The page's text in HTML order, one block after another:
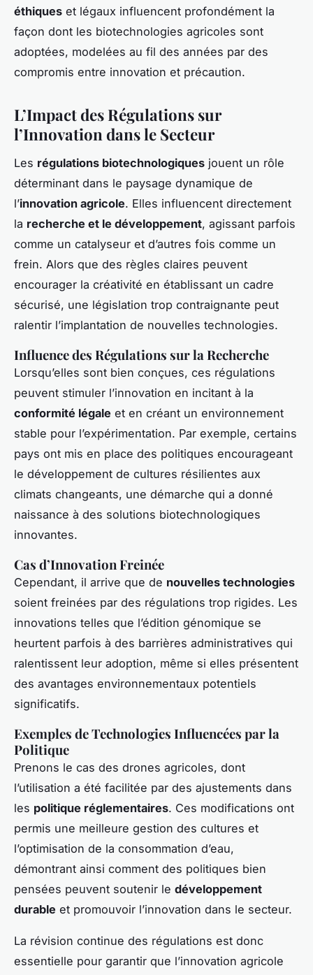
éthiques et légaux influencent profondément la
façon dont les biotechnologies agricoles sont
adoptées, modelées au fil des années par des
compromis entre innovation et précaution.
L’Impact des Régulations sur
l’Innovation dans le Secteur
Les régulations biotechnologiques jouent un rôle
déterminant dans le paysage dynamique de
l’innovation agricole. Elles influencent directement
la recherche et le développement, agissant parfois
comme un catalyseur et d’autres fois comme un
frein. Alors que des règles claires peuvent
encourager la créativité en établissant un cadre
sécurisé, une législation trop contraignante peut
ralentir l’implantation de nouvelles technologies.
Influence des Régulations sur la Recherche
Lorsqu’elles sont bien conçues, ces régulations
peuvent stimuler l’innovation en incitant à la
conformité légale et en créant un environnement
stable pour l’expérimentation. Par exemple, certains
pays ont mis en place des politiques encourageant
le développement de cultures résilientes aux
climats changeants, une démarche qui a donné
naissance à des solutions biotechnologiques
innovantes.
Cas d’Innovation Freinée
Cependant, il arrive que de nouvelles technologies
soient freinées par des régulations trop rigides. Les
innovations telles que l’édition génomique se
heurtent parfois à des barrières administratives qui
ralentissent leur adoption, même si elles présentent
des avantages environnementaux potentiels
significatifs.
Exemples de Technologies Influencées par la
Politique
Prenons le cas des drones agricoles, dont
l’utilisation a été facilitée par des ajustements dans
les politique réglementaires. Ces modifications ont
permis une meilleure gestion des cultures et
l’optimisation de la consommation d’eau,
démontrant ainsi comment des politiques bien
pensées peuvent soutenir le développement
durable et promouvoir l’innovation dans le secteur.
La révision continue des régulations est donc
essentielle pour garantir que l’innovation agricole